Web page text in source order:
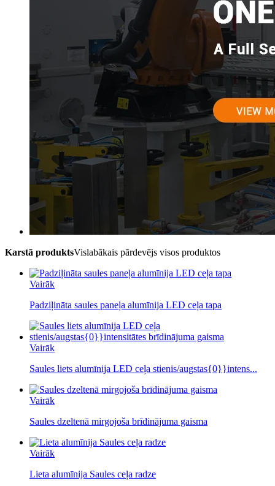
Karstā produktsVislabākais pārdevējs visos produktos
Vairāk
Padziļināta saules paneļa alumīnija LED ceļa tapa
Vairāk
Saules liets alumīnija LED ceļa stienis/augstas{0}}intens...
Vairāk
Saules dzeltenā mirgojoša brīdinājuma gaisma
Vairāk
Lieta alumīnija Saules ceļa radze